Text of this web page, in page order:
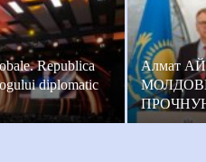
Republica
diplomatic
Aлмат